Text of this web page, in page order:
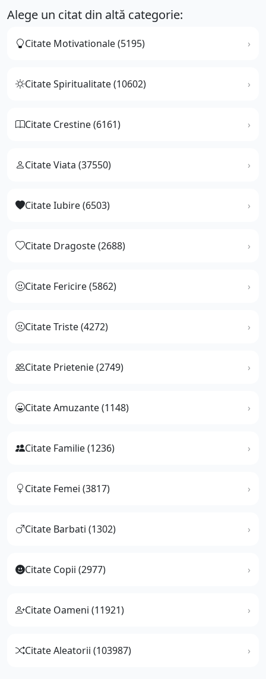
Alege un citat din altă categorie:
Citate Motivationale (5195)
Citate Spiritualitate (10602)
Citate Crestine (6161)
Citate Viata (37550)
Citate Iubire (6503)
Citate Dragoste (2688)
Citate Fericire (5862)
Citate Triste (4272)
Citate Prietenie (2749)
Citate Amuzante (1148)
Citate Familie (1236)
Citate Femei (3817)
Citate Barbati (1302)
Citate Copii (2977)
Citate Oameni (11921)
Citate Aleatorii (103987)